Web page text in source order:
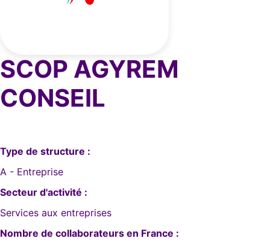
SCOP AGYREM
CONSEIL
Type de structure :
A - Entreprise
Secteur d'activité :
Services aux entreprises
Nombre de collaborateurs en France :